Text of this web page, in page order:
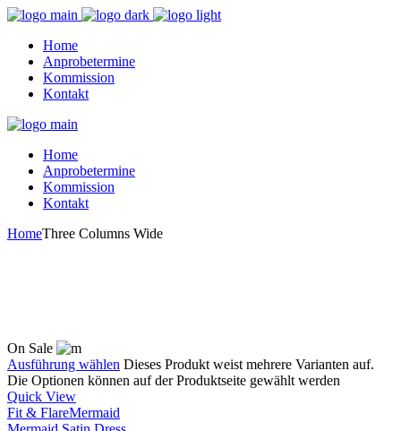
Home
Anprobetermine
Kommission
Kontakt
Home
Anprobetermine
Kommission
Kontakt
HomeThree Columns Wide
On Sale
Ausführung wählen Dieses Produkt weist mehrere Varianten auf.
Die Optionen können auf der Produktseite gewählt werden
Quick View
Fit & FlareMermaid